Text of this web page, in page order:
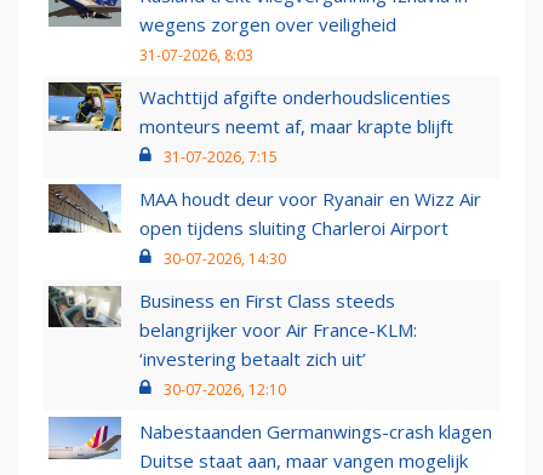
wegens zorgen over veiligheid
31-07-2026, 8:03
Wachttijd afgifte onderhoudslicenties
monteurs neemt af, maar krapte blijft
31-07-2026, 7:15
MAA houdt deur voor Ryanair en Wizz Air
open tijdens sluiting Charleroi Airport
30-07-2026, 14:30
Business en First Class steeds
belangrijker voor Air France-KLM:
‘investering betaalt zich uit’
30-07-2026, 12:10
Nabestaanden Germanwings-crash klagen
Duitse staat aan, maar vangen mogelijk